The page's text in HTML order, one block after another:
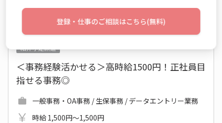
No：TS26-0542752
紹介予定派遣
＜事務経験活かせる＞高時給1500円！正社員目
指せる事務◎
一般事務・OA事務 / 生保事務 / データエントリー業務
時給 1,500円～1,500円
登録・仕事のご相談はこちら(無料)